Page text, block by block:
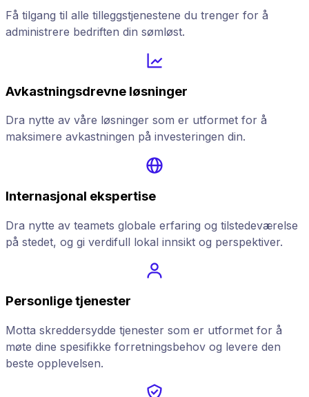
Få tilgang til alle tilleggstjenestene du trenger for å
administrere bedriften din sømløst.
Avkastningsdrevne løsninger
Dra nytte av våre løsninger som er utformet for å
maksimere avkastningen på investeringen din.
Internasjonal ekspertise
Dra nytte av teamets globale erfaring og tilstedeværelse
på stedet, og gi verdifull lokal innsikt og perspektiver.
Personlige tjenester
Motta skreddersydde tjenester som er utformet for å
møte dine spesifikke forretningsbehov og levere den
beste opplevelsen.